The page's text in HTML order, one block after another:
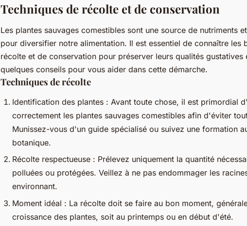
Techniques de récolte et de conservation
Les plantes sauvages comestibles sont une source de nutriments
pour diversifier notre alimentation. Il est essentiel de connaître les
récolte et de conservation pour préserver leurs qualités gustatives
quelques conseils pour vous aider dans cette démarche.
Techniques de récolte
Identification des plantes : Avant toute chose, il est primordial
correctement les plantes sauvages comestibles afin d'éviter
Munissez-vous d'un guide spécialisé ou suivez une formation
botanique.
Récolte respectueuse : Prélevez uniquement la quantité
polluées ou protégées. Veillez à ne pas endommager les
environnant.
Moment idéal : La récolte doit se faire au bon moment,
croissance des plantes, soit au printemps ou en début d'été.